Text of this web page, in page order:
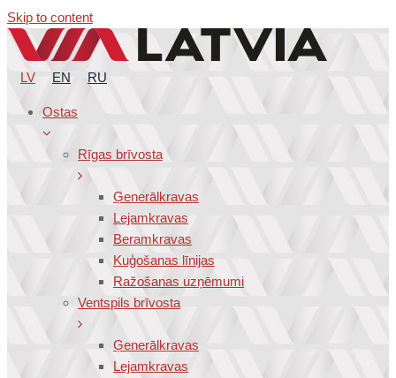
Skip to content
LV EN RU
Ostas
Rīgas brīvosta
Ģenerālkravas
Lejamkravas
Beramkravas
Kuģošanas līnijas
Ražošanas uzņēmumi
Ventspils brīvosta
Ģenerālkravas
Lejamkravas